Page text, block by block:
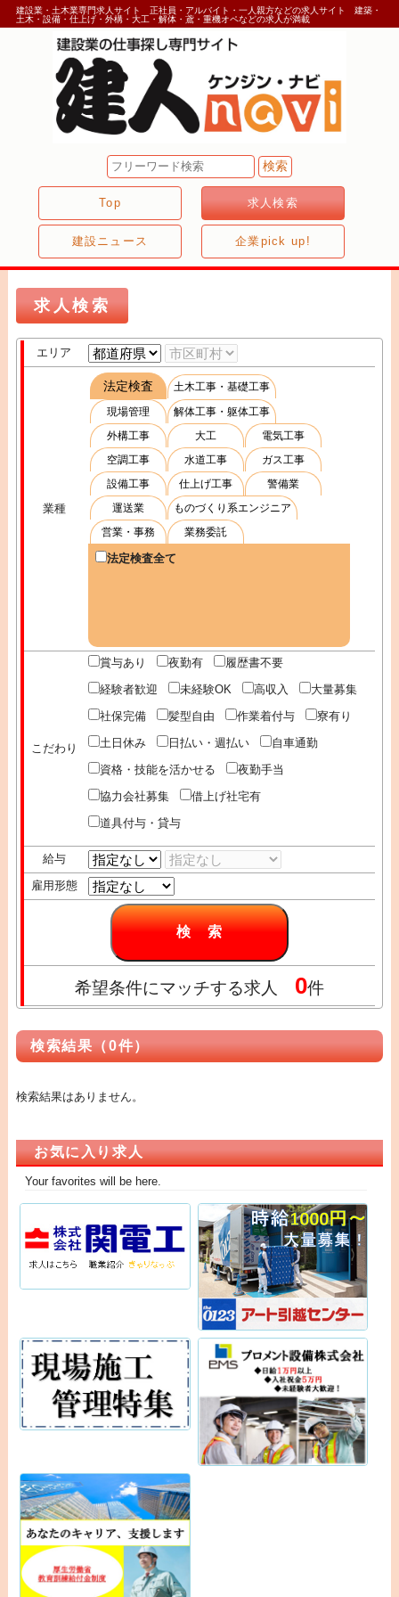
建設業・土木業専門求人サイト 正社員・アルバイト・一人親方などの求人サイト 建築・
土木・設備・仕上げ・外構・大工・解体・鳶・重機オペなどの求人が満載
Top 求人検索
建設ニュース 企業pick up!
求人検索
エリア
業種
法定検査
土木工事・基礎工事
現場管理
解体工事・躯体工事
外構工事
大工
電気工事
空調工事
水道工事
ガス工事
設備工事
仕上げ工事
警備業
運送業
ものづくり系エンジニア
営業・事務
業務委託
法定検査全て
こだわり
賞与あり 夜勤有
履歴書不要
経験者歓迎
未経験OK 高収入
大量募集
社保完備
髪型自由 作業着付与
寮有り
土日休み
日払い・週払い
自車通勤
資格・技能を活かせる
夜勤手当
協力会社募集
借上げ社宅有
道具付与・貸与
給与
雇用形態
希望条件にマッチする求人 0件
検索結果（0件）
検索結果はありません。
お気に入り求人
Your favorites will be here.